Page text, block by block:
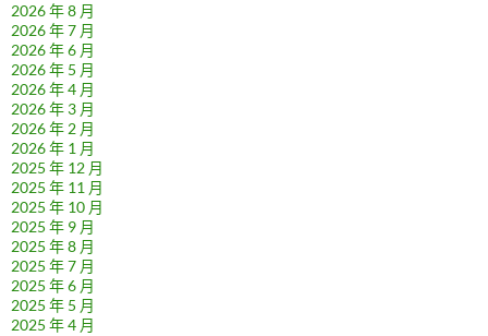
2026 年 8 月
2026 年 7 月
2026 年 6 月
2026 年 5 月
2026 年 4 月
2026 年 3 月
2026 年 2 月
2026 年 1 月
2025 年 12 月
2025 年 11 月
2025 年 10 月
2025 年 9 月
2025 年 8 月
2025 年 7 月
2025 年 6 月
2025 年 5 月
2025 年 4 月